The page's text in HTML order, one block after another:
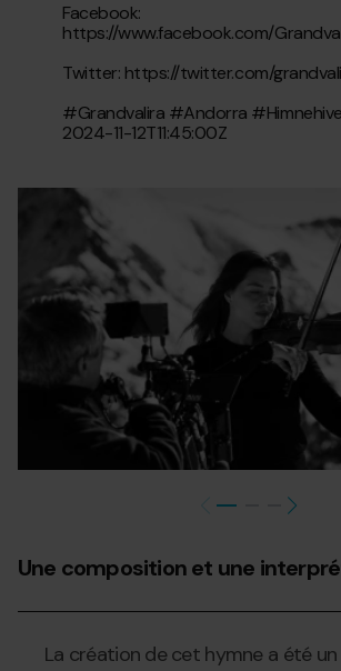
Facebook:
https://www.facebook.com/
Twitter: https://twitter.com/
#Grandvalira #Andorra
2024-11-12T11:45:00Z
Landing-
cmapaña-
Grandvalira
Une composition et une
La création de cet hymne a été